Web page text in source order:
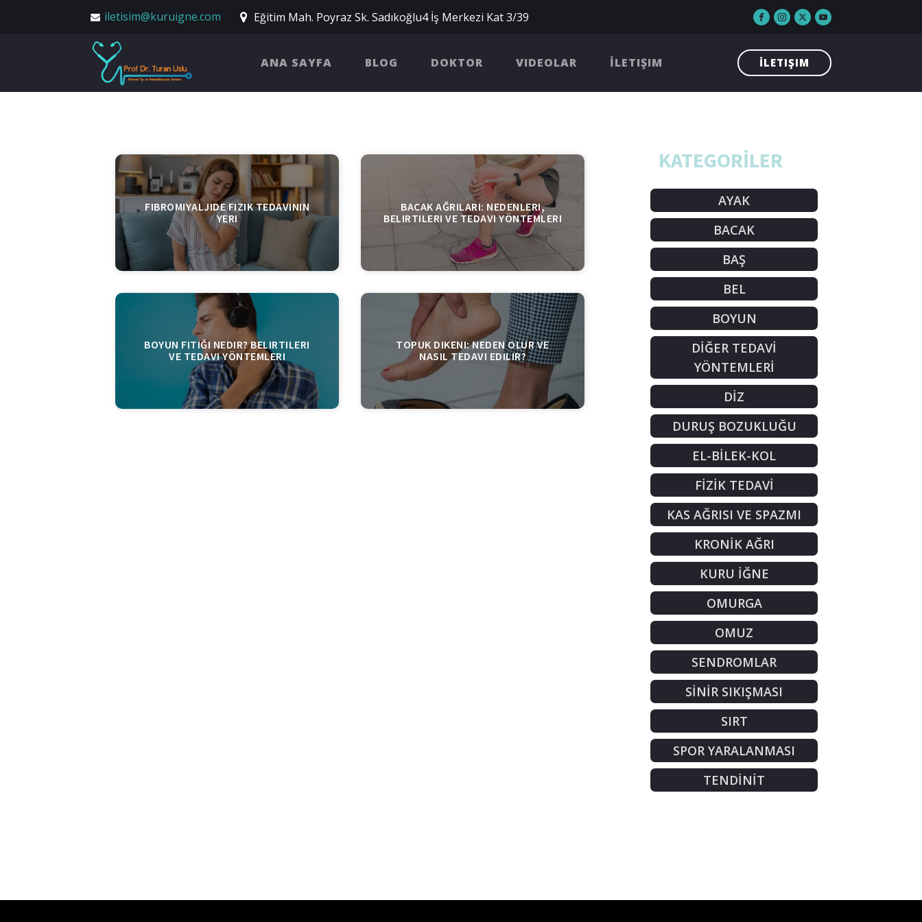
iletisim@kuruigne.com Eğitim Mah. Poyraz Sk. Sadıkoğlu4 İş Merkezi Kat 3/39
ANA SAYFA BLOG DOKTOR VIDEOLAR İLETIŞIM İLETIŞIM
FIBROMIYALJIDE FIZIK TEDAVININ
YERI
BACAK AĞRILARI: NEDENLERI,
BELIRTILERI VE TEDAVI YÖNTEMLERI
BOYUN FITIĞI NEDIR? BELIRTILERI
VE TEDAVI YÖNTEMLERI
TOPUK DIKENI: NEDEN OLUR VE
NASIL TEDAVI EDILIR?
KATEGORİLER
AYAK
BACAK
BAŞ
BEL
BOYUN
DİĞER TEDAVİ
YÖNTEMLERİ
DİZ
DURUŞ BOZUKLUĞU
EL-BİLEK-KOL
FİZİK TEDAVİ
KAS AĞRISI VE SPAZMI
KRONİK AĞRI
KURU İĞNE
OMURGA
OMUZ
SENDROMLAR
SİNİR SIKIŞMASI
SIRT
SPOR YARALANMASI
TENDİNİT